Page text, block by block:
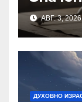
свят
АВГ. 3, 2026
ДУХОВНО